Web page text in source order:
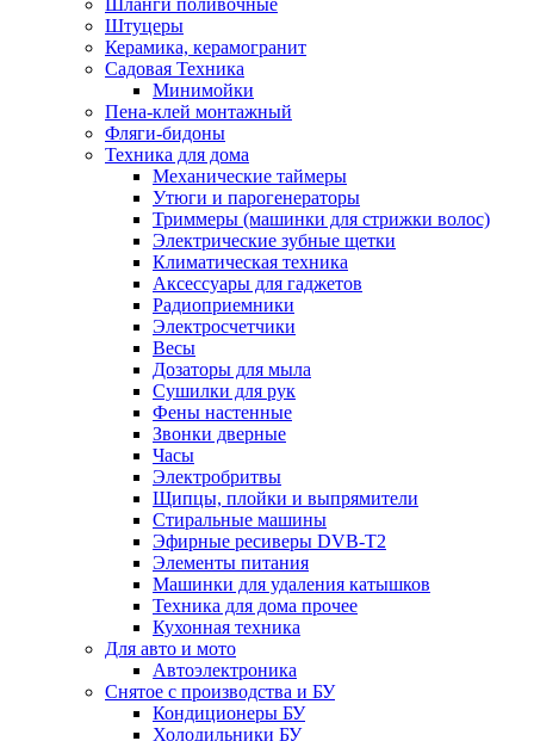
Шланги поливочные
Штуцеры
Керамика, керамогранит
Садовая Техника
Минимойки
Пена-клей монтажный
Фляги-бидоны
Техника для дома
Механические таймеры
Утюги и парогенераторы
Триммеры (машинки для стрижки волос)
Электрические зубные щетки
Климатическая техника
Аксессуары для гаджетов
Радиоприемники
Электросчетчики
Весы
Дозаторы для мыла
Сушилки для рук
Фены настенные
Звонки дверные
Часы
Электробритвы
Щипцы, плойки и выпрямители
Стиральные машины
Эфирные ресиверы DVB-T2
Элементы питания
Машинки для удаления катышков
Техника для дома прочее
Кухонная техника
Для авто и мото
Автоэлектроника
Снятое с производства и БУ
Кондиционеры БУ
Холодильники БУ